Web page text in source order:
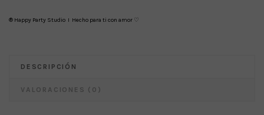
® Happy Party Studio I Hecho para ti con amor ♡
DESCRIPCIÓN
VALORACIONES (0)